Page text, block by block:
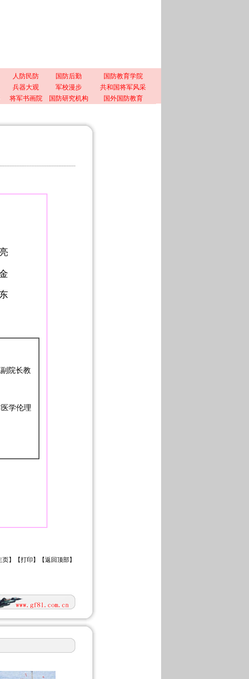
人防民防 国防后勤
国防教育学院
兵器大观 军校漫步
共和国将军风采
将军书画院 国防研究机构 国外国防教育
院长教
学伦理
页】【打印 】【返回顶部】